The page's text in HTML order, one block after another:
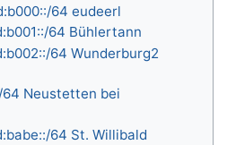
64 eudeerl
64 Bühlertann
64 Wunderburg2
Neustetten bei
64 St. Willibald